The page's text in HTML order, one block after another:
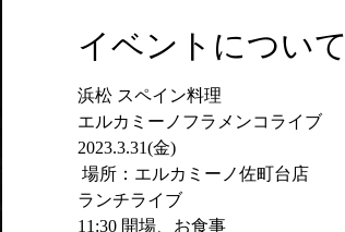
イベントについて
浜松 スペイン料理
エルカミーノフラメンコライブ
2023.3.31(金)
場所：エルカミーノ佐町台店
ランチライブ
11:30 開場、お食事